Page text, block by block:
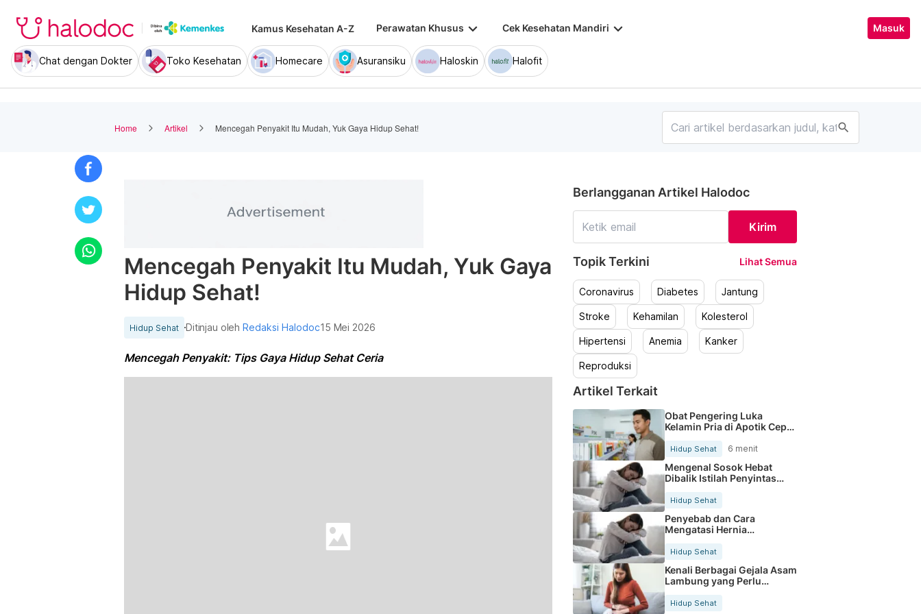
Kamus Kesehatan A-Z Perawatan Khusus keyboard_arrow_down Cek Kesehatan Mandiri keyboard_arrow_down Masuk
Chat dengan Dokter Toko Kesehatan Homecare Asuransiku Haloskin Halofit
Home Artikel Mencegah Penyakit Itu Mudah, Yuk Gaya Hidup Sehat! search
Mencegah Penyakit Itu Mudah, Yuk Gaya
Hidup Sehat!
Hidup Sehat Ditinjau olehRedaksi Halodoc15 Mei 2026
Mencegah Penyakit: Tips Gaya Hidup Sehat Ceria
Berlangganan Artikel Halodoc
Kirim
Topik Terkini Lihat Semua
Coronavirus Diabetes Jantung
Stroke Kehamilan Kolesterol
Hipertensi Anemia Kanker
Reproduksi
Artikel Terkait
Obat Pengering Luka
Kelamin Pria di Apotik Cepat
Hidup Sehat 6 menit
Mengenal Sosok Hebat
Dibalik Istilah Penyintas
Hidup Sehat
Penyebab dan Cara
Mengatasi Hernia
Hidup Sehat
Kenali Berbagai Gejala Asam
Lambung yang Perlu
Diwaspadai
Hidup Sehat